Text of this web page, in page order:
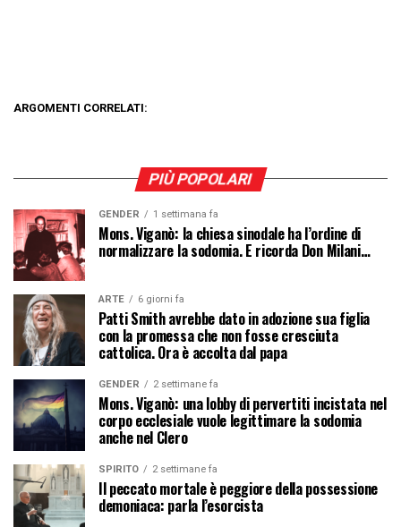
ARGOMENTI CORRELATI:
PIÙ POPOLARI
GENDER 1 settimana fa
Mons. Viganò: la chiesa sinodale ha l’ordine di
normalizzare la sodomia. E ricorda Don Milani…
ARTE 6 giorni fa
Patti Smith avrebbe dato in adozione sua figlia
con la promessa che non fosse cresciuta
cattolica. Ora è accolta dal papa
GENDER 2 settimane fa
Mons. Viganò: una lobby di pervertiti incistata nel
corpo ecclesiale vuole legittimare la sodomia
anche nel Clero
SPIRITO 2 settimane fa
Il peccato mortale è peggiore della possessione
demoniaca: parla l’esorcista